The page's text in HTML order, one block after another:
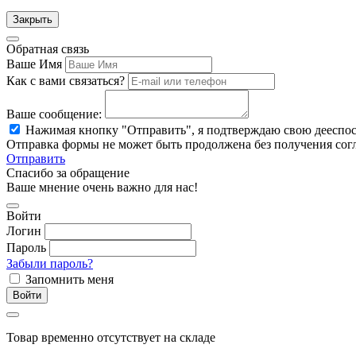
Закрыть
Обратная связь
Ваше Имя
Как с вами связаться?
Ваше сообщение:
Нажимая кнопку "Отправить", я подтверждаю свою
Отправка формы не может быть продолжена без получения
Отправить
Спасибо за обращение
Ваше мнение очень важно для нас!
Войти
Логин
Пароль
Забыли пароль?
Запомнить меня
Войти
Товар временно отсутствует на складе